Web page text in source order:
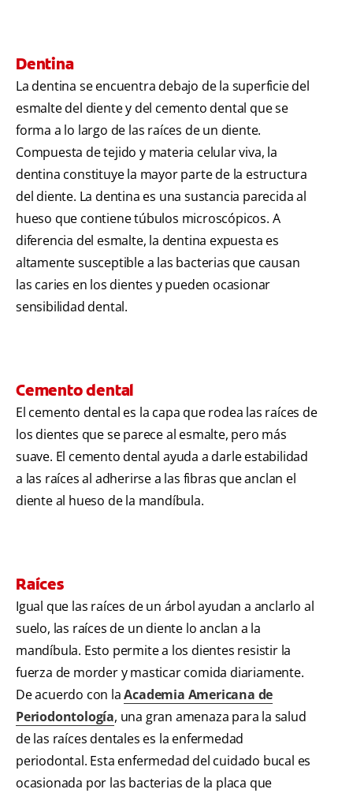
Dentina
La dentina se encuentra debajo de la superficie del
esmalte del diente y del cemento dental que se
forma a lo largo de las raíces de un diente.
Compuesta de tejido y materia celular viva, la
dentina constituye la mayor parte de la estructura
del diente. La dentina es una sustancia parecida al
hueso que contiene túbulos microscópicos. A
diferencia del esmalte, la dentina expuesta es
altamente susceptible a las bacterias que causan
las caries en los dientes y pueden ocasionar
sensibilidad dental.
Cemento dental
El cemento dental es la capa que rodea las raíces de
los dientes que se parece al esmalte, pero más
suave. El cemento dental ayuda a darle estabilidad
a las raíces al adherirse a las fibras que anclan el
diente al hueso de la mandíbula.
Raíces
Igual que las raíces de un árbol ayudan a anclarlo al
suelo, las raíces de un diente lo anclan a la
mandíbula. Esto permite a los dientes resistir la
fuerza de morder y masticar comida diariamente.
De acuerdo con laAcademia Americana de
Periodontología, una gran amenaza para la salud
de las raíces dentales es la enfermedad
periodontal. Esta enfermedad del cuidado bucal es
ocasionada por las bacterias de la placa que